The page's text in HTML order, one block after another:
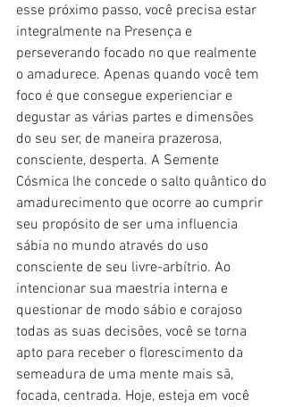
esse próximo passo, você precisa estar
integralmente na Presença e
perseverando focado no que realmente
o amadurece. Apenas quando você tem
foco é que consegue experienciar e
degustar as várias partes e dimensões
do seu ser, de maneira prazerosa,
consciente, desperta. A Semente
Cósmica lhe concede o salto quântico do
amadurecimento que ocorre ao cumprir
seu propósito de ser uma influencia
sábia no mundo através do uso
consciente de seu livre-arbítrio. Ao
intencionar sua maestria interna e
questionar de modo sábio e corajoso
todas as suas decisões, você se torna
apto para receber o florescimento da
semeadura de uma mente mais sã,
focada, centrada. Hoje, esteja em você